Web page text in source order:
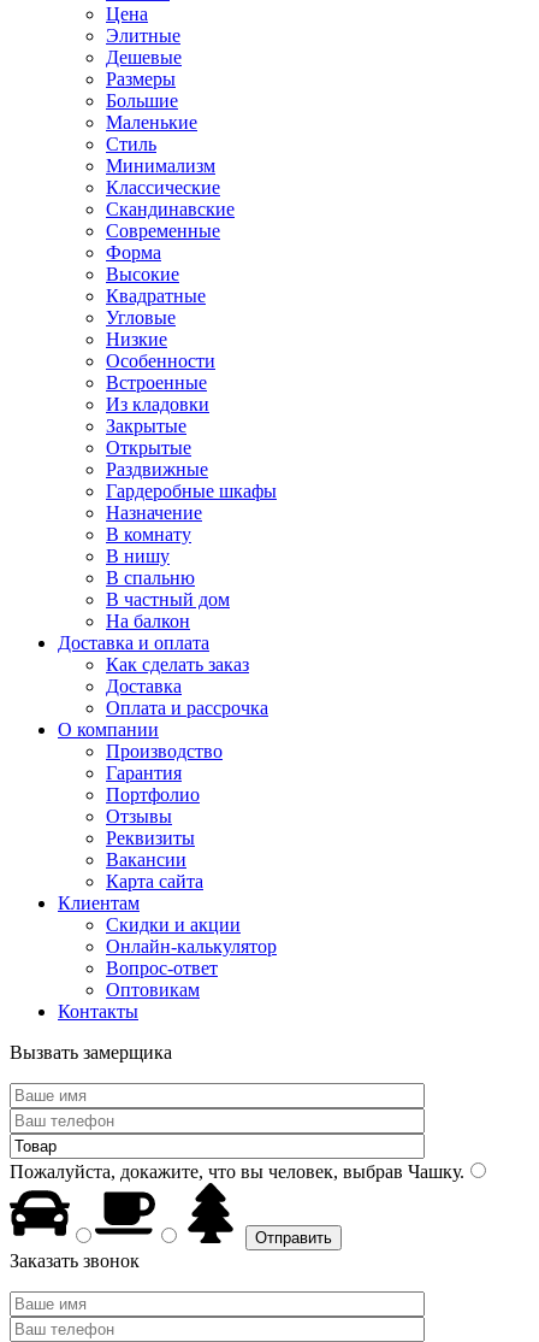
Цена
Элитные
Дешевые
Размеры
Большие
Маленькие
Стиль
Минимализм
Классические
Скандинавские
Современные
Форма
Высокие
Квадратные
Угловые
Низкие
Особенности
Встроенные
Из кладовки
Закрытые
Открытые
Раздвижные
Гардеробные шкафы
Назначение
В комнату
В нишу
В спальню
В частный дом
На балкон
Доставка и оплата
Как сделать заказ
Доставка
Оплата и рассрочка
О компании
Производство
Гарантия
Портфолио
Отзывы
Реквизиты
Вакансии
Карта сайта
Клиентам
Скидки и акции
Онлайн-калькулятор
Вопрос-ответ
Оптовикам
Контакты
Вызвать замерщика
Пожалуйста, докажите, что вы человек, выбрав Чашку.
Заказать звонок